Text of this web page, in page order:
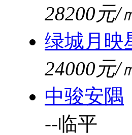
28200元/
绿城月映
24000元/
中骏安隅
--临平